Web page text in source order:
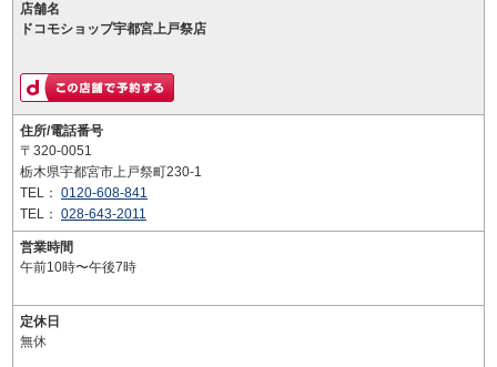
店舗名
ドコモショップ宇都宮上戸祭店
住所/電話番号
〒320-0051
栃木県宇都宮市上戸祭町230-1
TEL： 0120-608-841
TEL： 028-643-2011
営業時間
午前10時〜午後7時
定休日
無休